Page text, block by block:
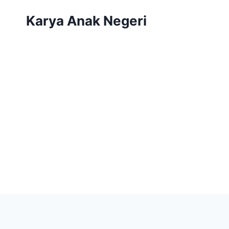
Karya Anak Negeri